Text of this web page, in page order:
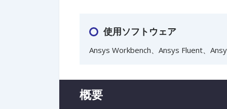
使用ソフトウェア
Ansys Workbench、Ansys Fluent、
概要